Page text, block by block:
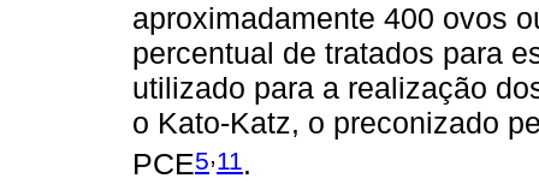
aproximadamente 400 ovos
percentual de tratados para
utilizado para a realização
o Kato-Katz, o preconizado
PCE5,11 .